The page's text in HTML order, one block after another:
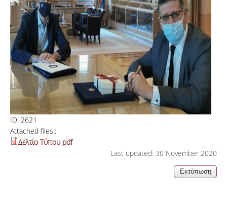
ID: 2621
Attached files::
Δελτίο Τύπου pdf
Last updated: 30 November 2020